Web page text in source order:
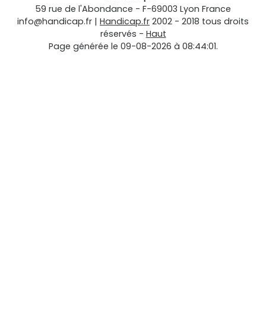
59 rue de l'Abondance - F-69003 Lyon France
info@handicap.fr | Handicap.fr 2002 - 2018 tous droits
réservés - Haut
Page générée le 09-08-2026 à 08:44:01.